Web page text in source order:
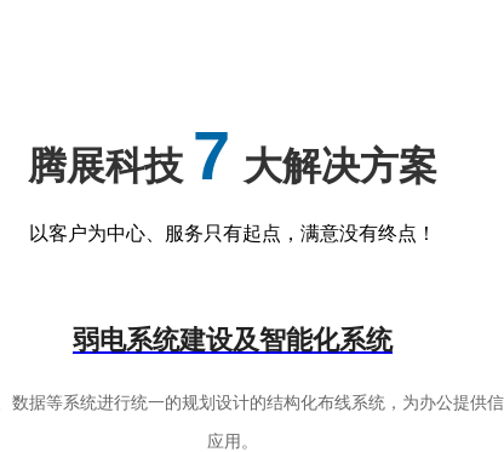
腾展科技 7 大解决方案
以客户为中心、服务只有起点，满意没有终点！
弱电系统建设及智能化系统
据等系统进行统一的规划设计的结构化布线系统，为办公提供
应用。